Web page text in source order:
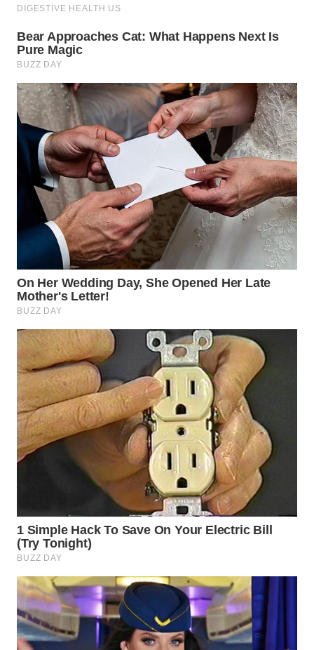
WN
KALTENG
WN
KALTARA
WN
KALSEL
WN
KALTIM
SULSEL
WN
GORONTALO
WN
SULUT
WN
MALUKU
WN
DAIRI
WN
TOBA
WN
NIAS